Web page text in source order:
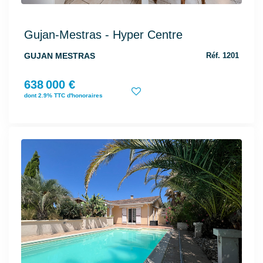
Gujan-Mestras - Hyper Centre
GUJAN MESTRAS Réf. 1201
638 000 €
dont 2.9% TTC d'honoraires